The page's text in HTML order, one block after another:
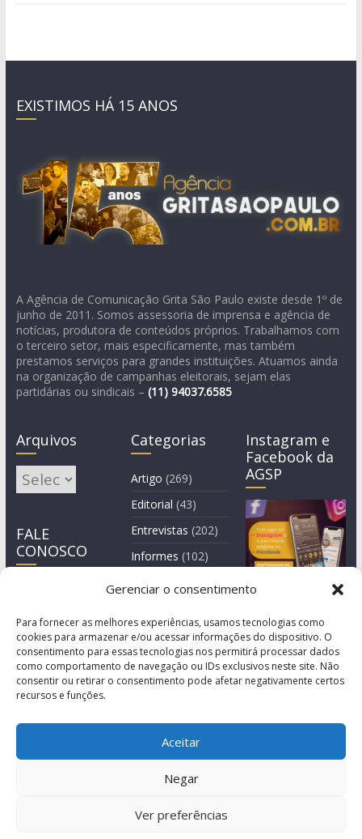
Gerenciar o consentimento
Para fornecer as melhores experiências, usamos tecnologias como
cookies para armazenar e/ou acessar informações do dispositivo. O
consentimento para essas tecnologias nos permitirá processar dados
como comportamento de navegação ou IDs exclusivos neste site. Não
consentir ou retirar o consentimento pode afetar negativamente certos
recursos e funções.
Aceitar
Negar
Ver preferências
EXISTIMOS HÁ 15 ANOS
A Agência de Comunicação Grita São Paulo existe desde 1º de
junho de 2011. Somos assessoria de imprensa e agência de
notícias, produtora de conteúdos próprios. Trabalhamos com
o terceiro setor, mais especificamente, mas também
prestamos serviços para grandes instituições. Atuamos ainda
na organização de campanhas eleitorais, sejam elas
partidárias ou sindicais – (11) 94037.6585
Arquivos
Arquivos
FALE
CONOSCO
Categorias
Artigo (269)
Editorial (43)
Entrevistas (202)
Informes (102)
Instagram e
Facebook da
AGSP
© Copyright 2011-2026
Agência de Comunicação Grita São Paulo